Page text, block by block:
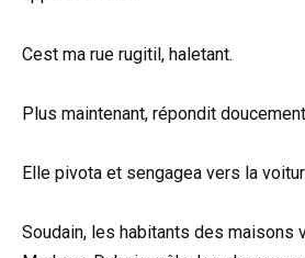
Cest ma rue rugitil, haletant.
Plus maintenant, répondit
Elle pivota et sengagea vers la
Soudain, les habitants des maisons